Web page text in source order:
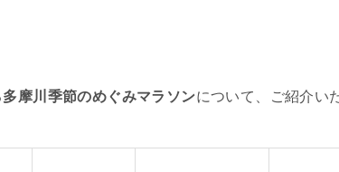
多摩川季節のめぐみマラソンについて、ご紹介い